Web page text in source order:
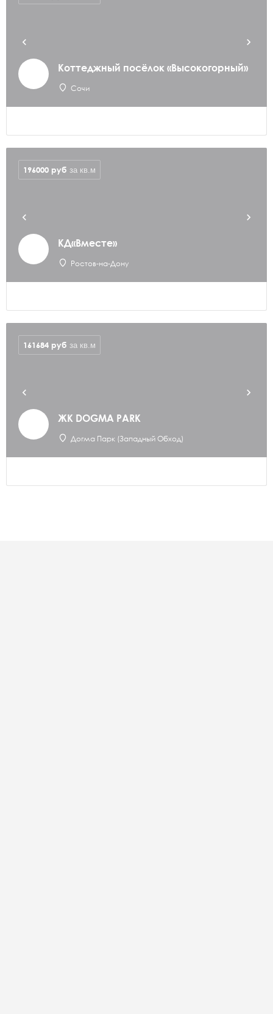
Коттеджный посёлок «Высокогорный»
Сочи
КД«Вместе»
Ростов-на-Дону
196000 руб за кв.м
ЖК DOGMA PARK
Догма Парк (Западный Обход)
161684 руб за кв.м